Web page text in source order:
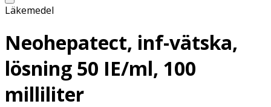
Läkemedel
Neohepatect, inf-vätska,
lösning 50 IE/ml, 100
milliliter